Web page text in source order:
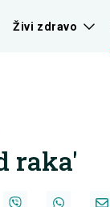
Živi zdravo
raka'